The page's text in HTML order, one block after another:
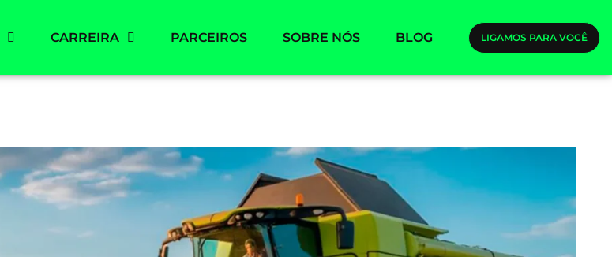
CARREIRA PARCEIROS SOBRE NÓS BLOG LIGAMOS PARA VOCÊ